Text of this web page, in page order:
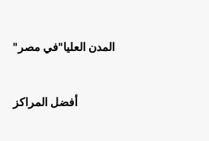
"المدن العليا"في مصر
أفضل المراكز